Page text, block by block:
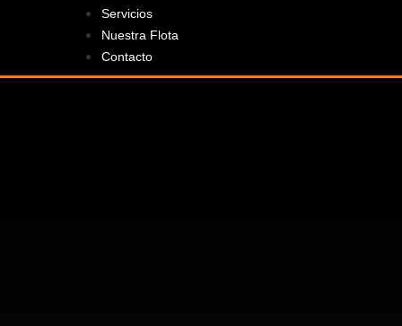
Servicios
Nuestra Flota
Contacto